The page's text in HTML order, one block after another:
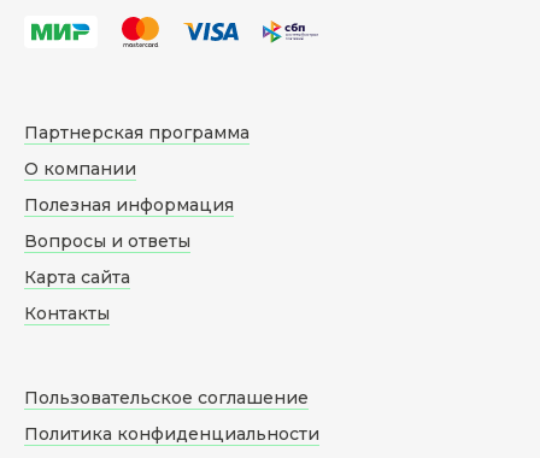
Партнерская программа
О компании
Полезная информация
Вопросы и ответы
Карта сайта
Контакты
Пользовательское соглашение
Политика конфиденциальности